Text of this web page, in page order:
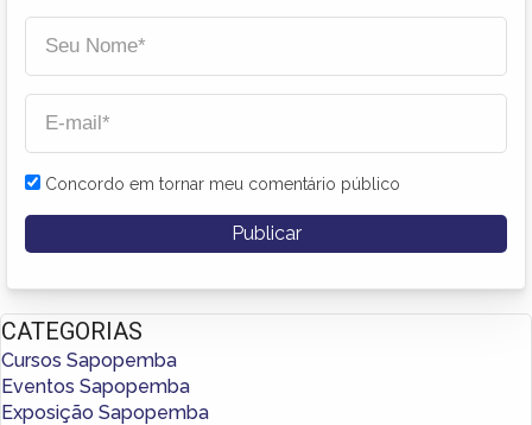
Concordo em tornar meu comentário público
CATEGORIAS
Cursos Sapopemba
Eventos Sapopemba
Exposição Sapopemba